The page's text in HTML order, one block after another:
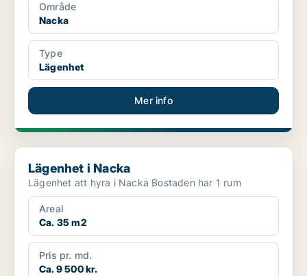
Område
Nacka
Type
Lägenhet
Mer info
Lägenhet i Nacka
Lägenhet i Nacka
Lägenhet att hyra i Nacka Bostaden har 1 rum
Areal
Ca. 35 m2
Pris pr. md.
Ca. 9 500 kr.